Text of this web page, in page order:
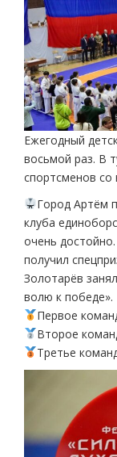
Ежегодный
восьмой раз. В
спортсменов со
Город Артём
клуба
очень
получил
Золотарёв
волю к победе».
Первое
Второе
Третье